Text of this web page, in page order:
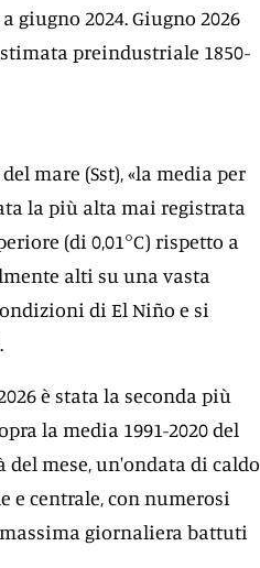
giugno 2024. Giugno 2026
preindustriale 1850-
mare (Sst), «la media per
la più alta mai registrata
(di 0,01°C) rispetto a
alti su una vasta
di El Niño e si
è stata la seconda più
la media 1991-2020 del
del mese, un'ondata di caldo
e centrale, con numerosi
giornaliera battuti